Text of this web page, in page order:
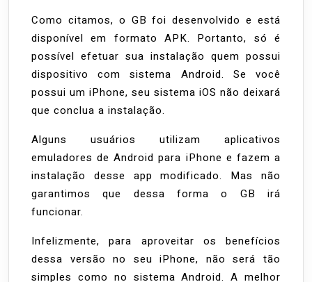
Como citamos, o GB foi desenvolvido e está
disponível em formato APK. Portanto, só é
possível efetuar sua instalação quem possui
dispositivo com sistema Android. Se você
possui um iPhone, seu sistema iOS não deixará
que conclua a instalação.
Alguns usuários utilizam aplicativos
emuladores de Android para iPhone e fazem a
instalação desse app modificado. Mas não
garantimos que dessa forma o GB irá
funcionar.
Infelizmente, para aproveitar os benefícios
dessa versão no seu iPhone, não será tão
simples como no sistema Android. A melhor